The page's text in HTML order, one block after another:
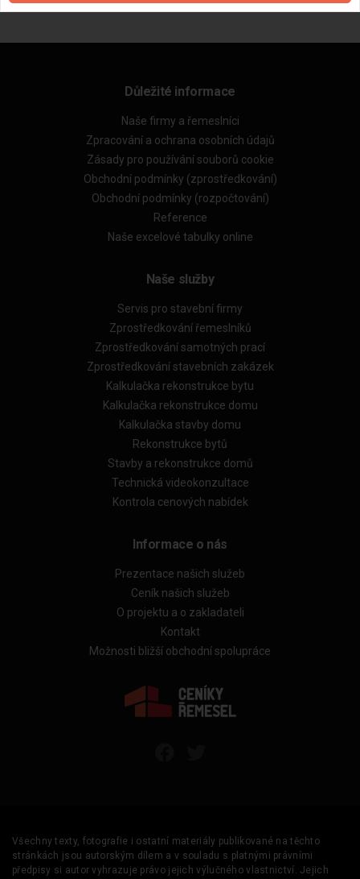
Důležité informace
Naše firmy a řemeslníci
Zpracování a ochrana osobních údajů
Zásady pro používání souborů cookie
Obchodní podmínky (zprostředkování)
Obchodní podmínky (rozpočtování)
Reference
Naše excelové tabulky online
Naše služby
Servis pro stavební firmy
Zprostředkování řemeslníků
Zprostředkování samotných prací
Zprostředkování stavebních zakázek
Kalkulačka rekonstrukce bytu
Kalkulačka rekonstrukce domu
Kalkulačka stavby domu
Rekonstrukce bytů
Stavby a rekonstrukce domů
Technická videokonzultace
Kontrola cenových nabídek
Informace o nás
Prezentace našich služeb
Ceník našich služeb
O projektu a o zakladateli
Kontakt
Možnosti bližší obchodní spolupráce
Všechny texty, fotografie i ostatní materiály publikované na těchto
stránkách jsou autorským dílem a v souladu s platnými právními
předpisy si autor vyhrazuje právo jejich výlučného vlastnictví. Jejich